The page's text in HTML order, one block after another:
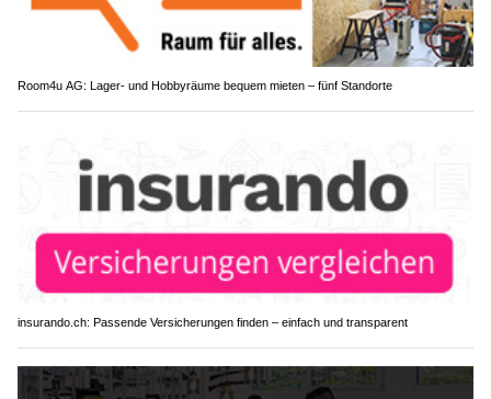
Room4u AG: Lager- und Hobbyräume bequem mieten – fünf Standorte
insurando.ch: Passende Versicherungen finden – einfach und transparent